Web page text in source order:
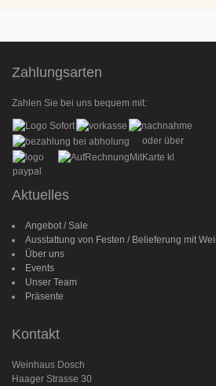
Zahlungsarten
Zahlen Sie bei uns bequem mit:
oder über
Aktuelles
Angebot / Sale
Ausstattung von Festen / Belieferung mit
Über uns
Events
Unser Team
Präsente
Kontakt
Weinhaus Dosch
Haager Strasse 30